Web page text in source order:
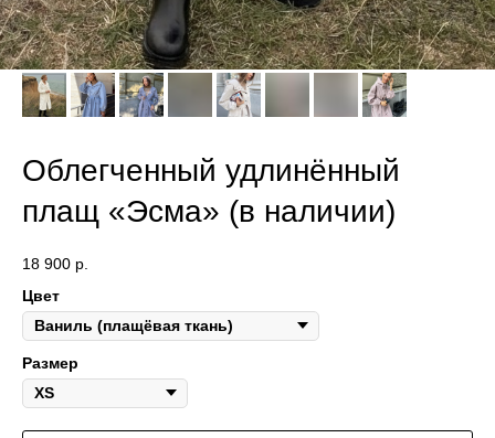
Облегченный удлинённый
плащ «Эсма» (в наличии)
18 900 р.
Цвет
Размер